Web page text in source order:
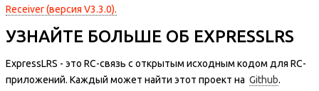
Receiver (версия V3.3.0).
УЗНАЙТЕ БОЛЬШЕ ОБ EXPRESSLRS
ExpressLRS - это RC-связь с открытым исходным кодом для RC-
приложений. Каждый может найти этот проект на Github.